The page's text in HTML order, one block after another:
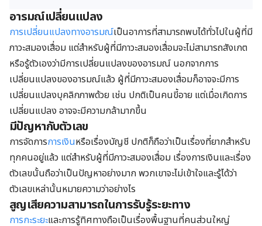
อารมณ์เปลี่ยนแปลง
การเปลี่ยนแปลงทางอารมณ์เป็นอาการที่สามารถพบได้ทั่วไปในผู้ที่มี
ภาวะสมองเสื่อม แต่สำหรับผู้ที่มีภาวะสมองเสื่อมจะไม่สามารถสังเกต
หรือรู้ตัวเองว่ามีการเปลี่ยนแปลงของอารมณ์ นอกจากการ
เปลี่ยนแปลงของอารมณ์แล้ว ผู้ที่มีภาวะสมองเสื่อมก็อาจจะมีการ
เปลี่ยนแปลงบุคลิกภาพด้วย เช่น ปกติเป็นคนขี้อาย แต่เมื่อเกิดการ
เปลี่ยนแปลง อาจจะมีความกล้ามากขึ้น
มีปัญหากับตัวเลข
การจัดการการเงินหรือเรื่องบัญชี ปกติก็ถือว่าเป็นเรื่องที่ยากสำหรับ
ทุกคนอยู่แล้ว แต่สำหรับผู้ที่มีภาวะสมองเสื่อม เรื่องการเงินและเรื่อง
ตัวเลขนั้นถือว่าเป็นปัญหาอย่างมาก พวกเขาจะไม่เข้าใจและรู้ได้ว่า
ตัวเลขเหล่านั้นหมายความว่าอย่างไร
สูญเสียความสามารถในการรับรู้ระยะทาง
การกะระยะและการรู้ทิศทางถือเป็นเรื่องพื้นฐานที่คนส่วนใหญ่